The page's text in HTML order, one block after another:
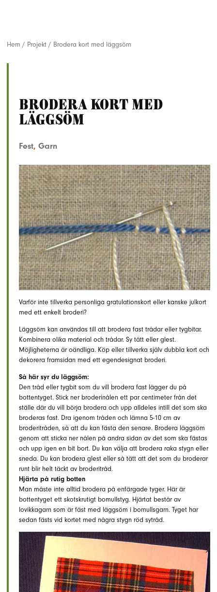
Hem / Projekt / Brodera kort med läggsöm
Brodera kort med
läggsöm
Fest, Garn
Varför inte tillverka personliga gratulationskort eller kanske julkort
med ett enkelt broderi?
Läggsöm kan användas till att brodera fast trådar eller tygbitar.
Kombinera olika material och trådar. Sy tätt eller glest.
Möjligheterna är oändliga. Köp eller tillverka själv dubbla kort och
dekorera framsidan med ett egendesignat broderi.
Så här syr du läggsöm:
Den tråd eller tygbit som du vill brodera fast lägger du på
bottentyget. Stick ner broderinålen ett par centimeter från det
ställe där du vill börja brodera och upp alldeles intill det som ska
broderas fast. Dra igenom tråden och lämna 5-10 cm av
broderitråden, så att du kan fästa den senare. Brodera läggsöm
genom att sticka ner nålen på andra sidan av det som ska fästas
och upp igen en bit bort. Du kan välja att brodera raka stygn eller
sneda. Du kan brodera glest eller så tätt att det som du broderar
runt blir helt täckt av broderitråd.
Hjärta på rutig botten
Man måste inte alltid brodera på enfärgade tyger. Här är
bottentyget ett skotskrutigt bomullstyg. Hjärtat består av
lovikkagarn som är fäst med läggsöm i bomullsgarn. Tyget har
sedan fästs vid kortet med några stygn röd sytråd.